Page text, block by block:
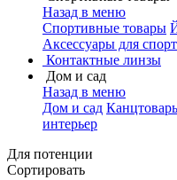
Назад в меню
Спортивные товары
Аксессуары для
Контактные линзы
Дом и сад
Назад в меню
Дом и сад
интерьер
Для потенции
Сортировать